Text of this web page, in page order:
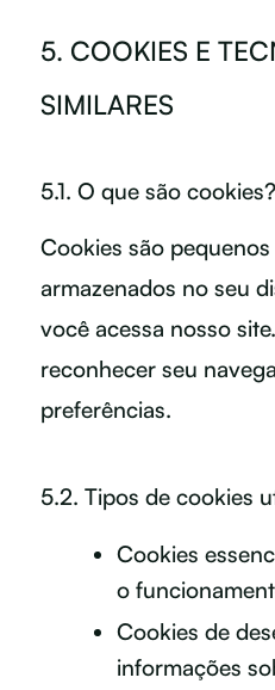
5. COOKIES E
SIMILARES
5.1. O que são cookies?
Cookies são
armazenados no seu
você acessa nosso
reconhecer seu
preferências.
5.2. Tipos de cookies
Cookies
o
Cookies de
informações